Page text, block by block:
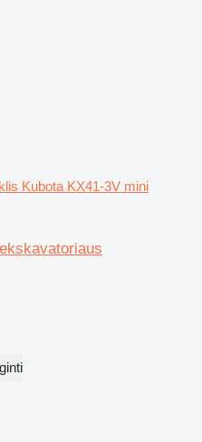
Kubota KX41-3V mini